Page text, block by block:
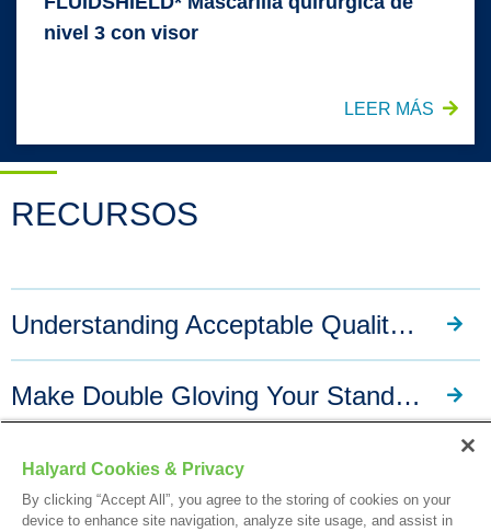
nivel 3 con visor
LEER MÁS
RECURSOS
Understanding Acceptable Quality Levels (AQLs) For Gloves
Make Double Gloving Your Standard Practice
Type I and IV Allergies
Halyard Cookies & Privacy
By clicking “Accept All”, you agree to the storing of cookies on your
device to enhance site navigation, analyze site usage, and assist in